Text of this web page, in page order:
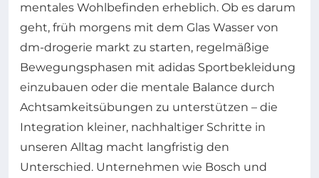
mentales Wohlbefinden erheblich. Ob es darum
geht, früh morgens mit dem Glas Wasser von
dm-drogerie markt zu starten, regelmäßige
Bewegungsphasen mit adidas Sportbekleidung
einzubauen oder die mentale Balance durch
Achtsamkeitsübungen zu unterstützen – die
Integration kleiner, nachhaltiger Schritte in
unseren Alltag macht langfristig den
Unterschied. Unternehmen wie Bosch und